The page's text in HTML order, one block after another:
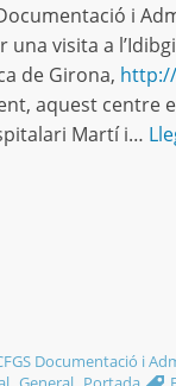
i
una visita a
de Girona,
aquest centre
Martí i…
Documentació i